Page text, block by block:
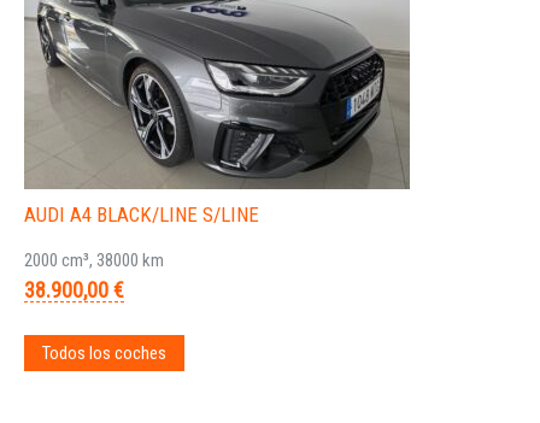
AUDI A4 BLACK/LINE S/LINE
2000 cm³, 38000 km
38.900,00 €
Todos los coches